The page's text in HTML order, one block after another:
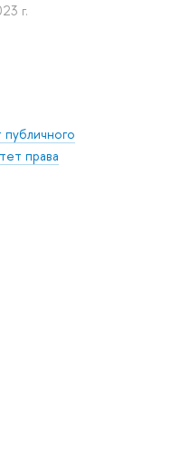
г.
права